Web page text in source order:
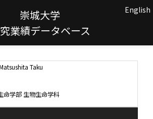
崇城大学
業績データベース
English
Taku
命学部 生物生命学科